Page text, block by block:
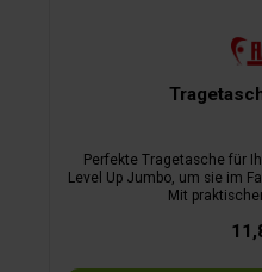
Perfekte Tragetasche für
Level Up Jumbo, um sie im
Mit